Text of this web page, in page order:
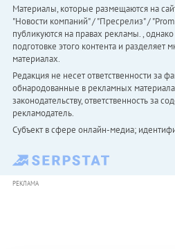
Материалы, которые размещаются на
"Новости компаний" / "Пресрелиз" /
публикуются на правах рекламы. , однако
подготовке этого контента и разделяет
материалах.
Редакция не несет ответственности за
обнародованные в рекламных
законодательству, ответственность за
рекламодатель.
Субъект в сфере онлайн-медиа;
РЕКЛАМА